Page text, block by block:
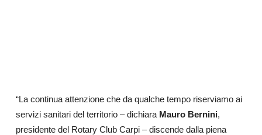
“La continua attenzione che da qualche tempo riserviamo ai
servizi sanitari del territorio – dichiara Mauro Bernini,
presidente del Rotary Club Carpi – discende dalla piena